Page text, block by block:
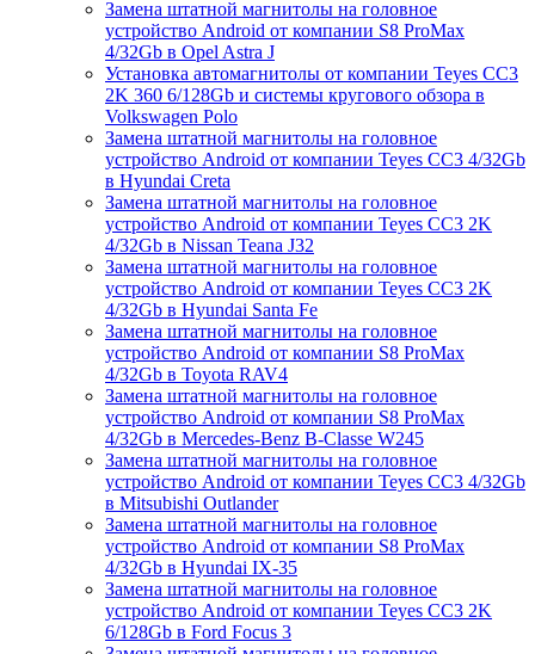
Замена штатной магнитолы на головное
устройство Android от компании S8 ProMax
4/32Gb в Opel Astra J
Установка автомагнитолы от компании Teyes CC3
2K 360 6/128Gb и системы кругового обзора в
Volkswagen Polo
Замена штатной магнитолы на головное
устройство Android от компании Teyes CC3 4/32Gb
в Hyundai Creta
Замена штатной магнитолы на головное
устройство Android от компании Teyes CC3 2K
4/32Gb в Nissan Teana J32
Замена штатной магнитолы на головное
устройство Android от компании Teyes CC3 2K
4/32Gb в Hyundai Santa Fe
Замена штатной магнитолы на головное
устройство Android от компании S8 ProMax
4/32Gb в Toyota RAV4
Замена штатной магнитолы на головное
устройство Android от компании S8 ProMax
4/32Gb в Mercedes-Benz B-Classe W245
Замена штатной магнитолы на головное
устройство Android от компании Teyes CC3 4/32Gb
в Mitsubishi Outlander
Замена штатной магнитолы на головное
устройство Android от компании S8 ProMax
4/32Gb в Hyundai IX-35
Замена штатной магнитолы на головное
устройство Android от компании Teyes CC3 2K
6/128Gb в Ford Focus 3